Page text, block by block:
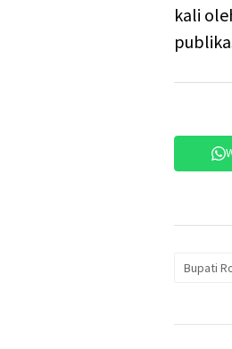
kali
Bupati